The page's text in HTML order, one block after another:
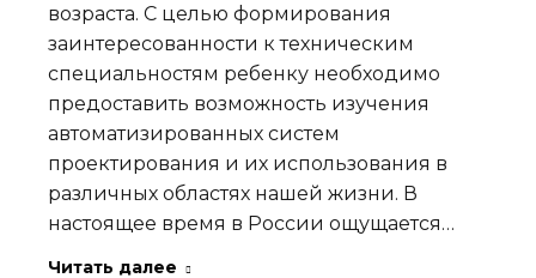
возраста. С целью формирования
заинтересованности к техническим
специальностям ребенку необходимо
предоставить возможность изучения
автоматизированных систем
проектирования и их использования в
различных областях нашей жизни. В
настоящее время в России ощущается…
Читать далее